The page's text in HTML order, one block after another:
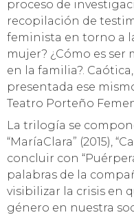
proceso de
recopilación de
feminista en torno a
mujer? ¿Cómo es ser
en la familia?.
presentada ese
Teatro Porteño
La trilogía se
“MaríaClara” (2015),
concluir con
palabras de la
visibilizar la crisis en
género en nuestra